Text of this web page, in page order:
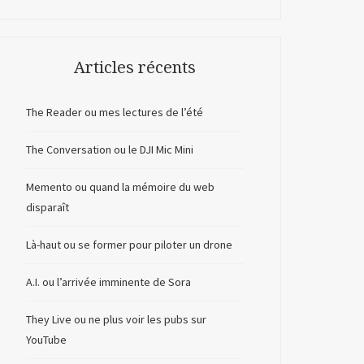
Articles récents
The Reader ou mes lectures de l’été
The Conversation ou le DJI Mic Mini
Memento ou quand la mémoire du web
disparaît
Là-haut ou se former pour piloter un drone
A.I. ou l’arrivée imminente de Sora
They Live ou ne plus voir les pubs sur
YouTube